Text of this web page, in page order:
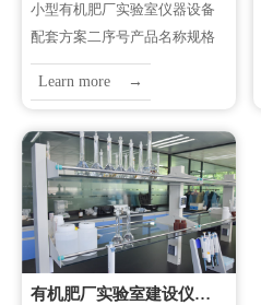
​小型有机肥厂实验室仪器设备
配套方案二序号产品名称规格
数量备注1全项目肥料养分检测
仪HM-GT21检测有机肥氮磷
氯、铁、铜、硼、锰、硅、...
Learn more →
有机肥厂实验室建设仪器设备配套方案一